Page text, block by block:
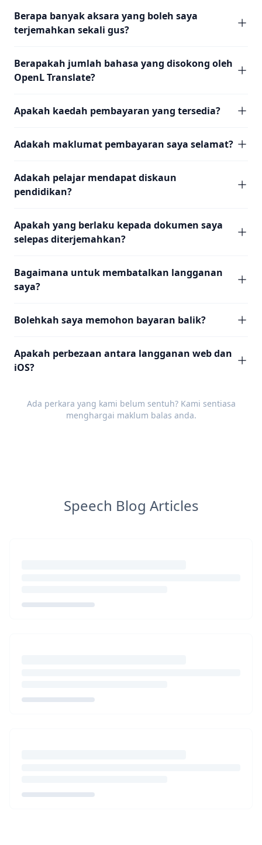
Berapa banyak aksara yang boleh saya
terjemahkan sekali gus?
Berapakah jumlah bahasa yang disokong oleh
OpenL Translate?
Apakah kaedah pembayaran yang tersedia?
Adakah maklumat pembayaran saya selamat?
Adakah pelajar mendapat diskaun
pendidikan?
Apakah yang berlaku kepada dokumen saya
selepas diterjemahkan?
Bagaimana untuk membatalkan langganan
saya?
Bolehkah saya memohon bayaran balik?
Apakah perbezaan antara langganan web dan
iOS?
Ada perkara yang kami belum sentuh? Kami sentiasa
menghargai maklum balas anda.
Speech Blog Articles